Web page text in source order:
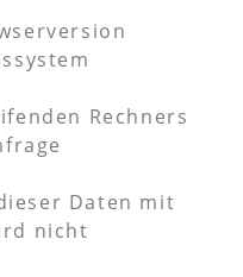
Rechners
Daten mit
nicht